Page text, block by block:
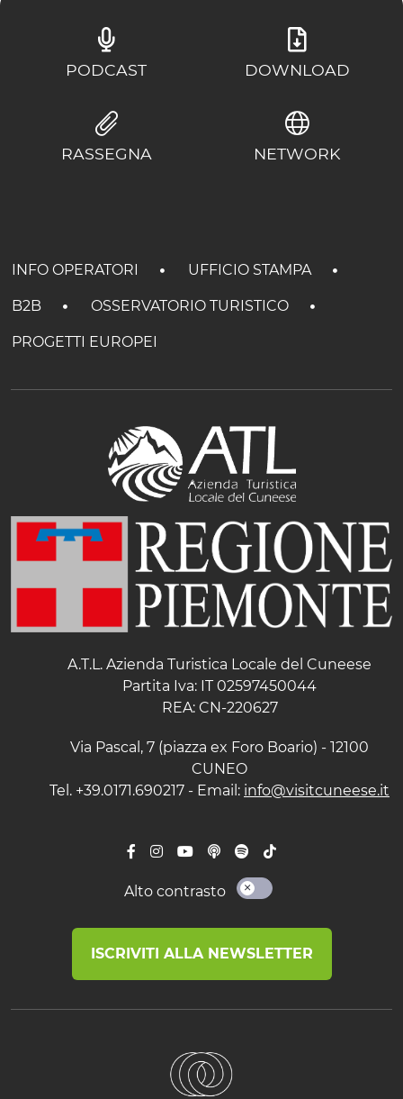
PODCAST DOWNLOAD
RASSEGNA NETWORK
INFO OPERATORI UFFICIO STAMPA
B2B OSSERVATORIO TURISTICO
PROGETTI EUROPEI
A.T.L. Azienda Turistica Locale del Cuneese
Partita Iva: IT 02597450044
REA: CN-220627
Via Pascal, 7 (piazza ex Foro Boario) - 12100
CUNEO
Tel. +39.0171.690217 - Email: info@visitcuneese.it
Alto contrasto
ISCRIVITI ALLA NEWSLETTER